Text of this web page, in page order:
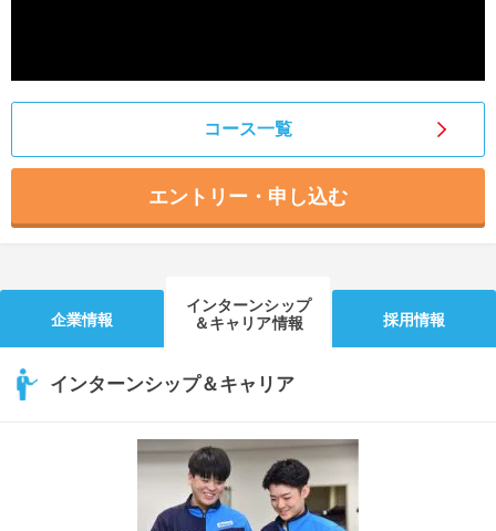
コース一覧
エントリー・申し込む
企業情報
インターンシップ
＆キャリア情報
採用情報
インターンシップ＆キャリア